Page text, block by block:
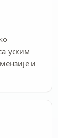
уским
и